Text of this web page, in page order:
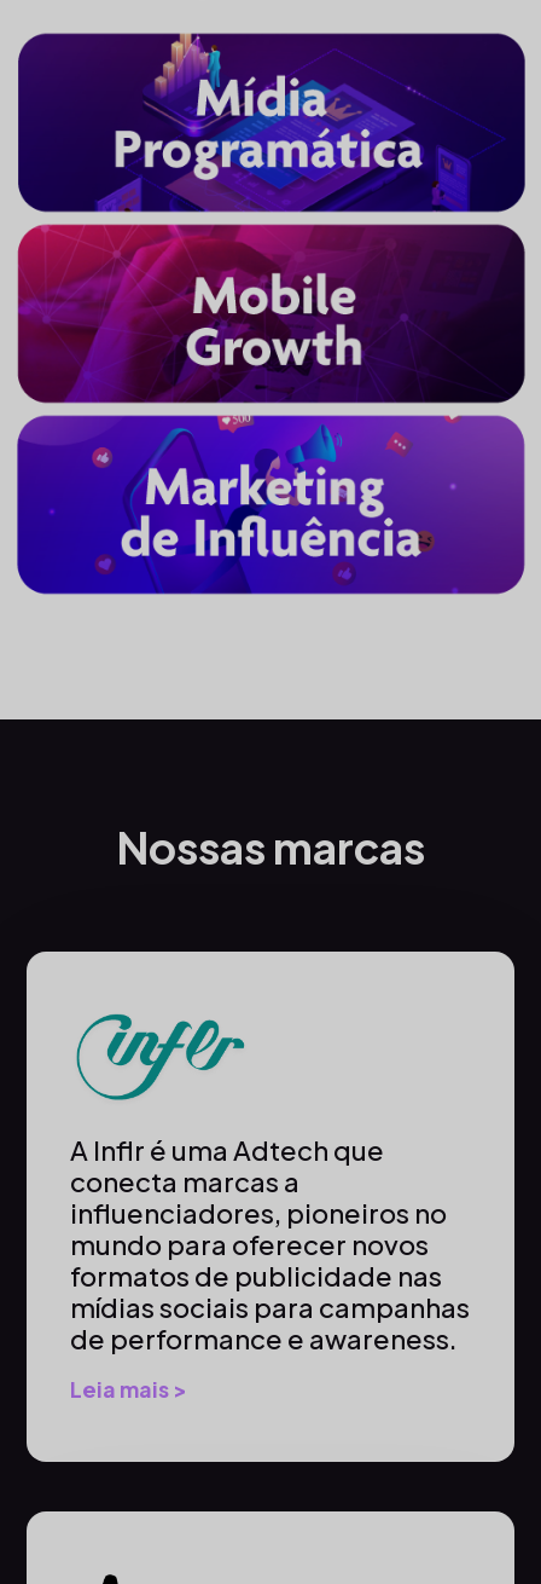
Nossas marcas
A Inflr é uma Adtech que
conecta marcas a
influenciadores, pioneiros no
mundo para oferecer novos
formatos de publicidade nas
mídias sociais para campanhas
de performance e awareness.
Leia mais >